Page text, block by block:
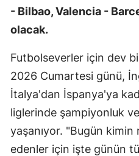
- Bilbao, Valencia -
olacak.
Futbolseverler için dev
2026 Cumartesi günü,
İtalya'dan İspanya'ya
liglerinde şampiyonluk
yaşanıyor. "Bugün kimin
edenler için işte günün